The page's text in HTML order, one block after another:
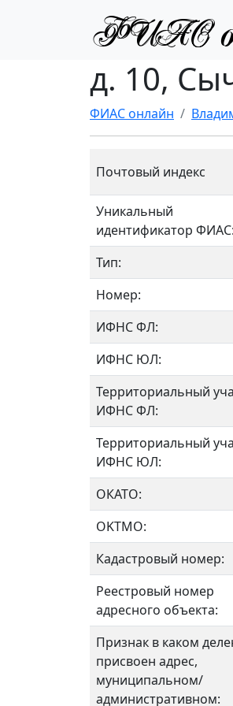
д. 10,
ФИАС онлайн
Почтовый индекс
Уникальный
идентификатор ФИАС:
Тип:
Номер:
ИФНС ФЛ:
ИФНС ЮЛ:
Территориальный
ИФНС ФЛ:
Территориальный
ИФНС ЮЛ:
ОКАТО:
OKTMO:
Кадастровый номер:
Реестровый номер
адресного объекта:
Признак в каком
присвоен адрес,
муниципальном/
административном: